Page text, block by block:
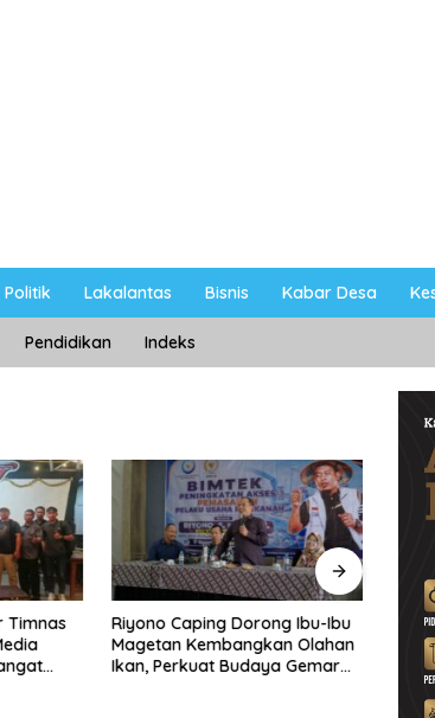
Politik Lakalantas Bisnis Kabar Desa
Pendidikan Indeks
Timnas
Riyono Caping Dorong Ibu-Ibu
Magetan Kembangkan Olahan
Ikan, Perkuat Budaya Gemar